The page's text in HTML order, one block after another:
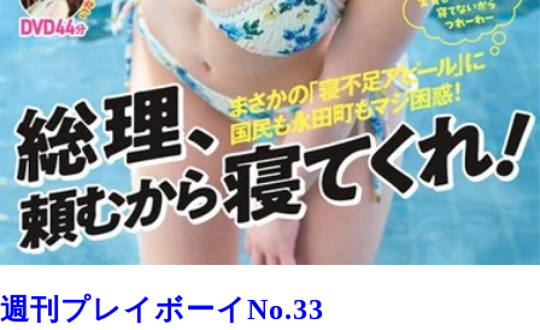
週刊プレイボーイNo.33